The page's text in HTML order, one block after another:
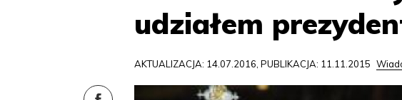
udziałem
AKTUALIZACJA: 14.07.2016, PUBLIKACJA: 11.11.2015